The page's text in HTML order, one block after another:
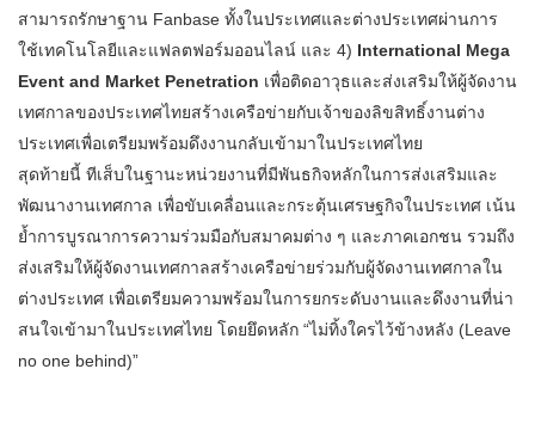
สามารถรักษาฐาน Fanbase ทั้งในประเทศและต่างประเทศผ่านการ
ใช้เทคโนโลยีและแฟลตฟอร์มออนไลน์ และ 4) International Mega
Event and Market Penetration เพื่อติดอาวุธและส่งเสริมให้ผู้จัดงาน
เทศกาลของประเทศไทยสร้างเครือข่ายกับเจ้าของลิขสิทธิ์งานต่าง
ประเทศเพื่อเตรียมพร้อมดึงงานกลับเข้ามาในประเทศไทย
สุดท้ายนี้ ทีเส็บในฐานะหน่วยงานที่มีพันธกิจหลักในการส่งเสริมและ
พัฒนางานเทศกาล เพื่อขับเคลื่อนและกระตุ้นเศรษฐกิจในประเทศ เน้น
ย้ำการบูรณาการความร่วมมือกับสมาคมต่าง ๆ และภาคเอกชน รวมถึง
ส่งเสริมให้ผู้จัดงานเทศกาลสร้างเครือข่ายร่วมกับผู้จัดงานเทศกาลใน
ต่างประเทศ เพื่อเตรียมความพร้อมในการยกระดับงานและดึงงานที่น่า
สนใจเข้ามาในประเทศไทย โดยยึดหลัก “ไม่ทิ้งใครไว้ข้างหลัง (Leave
no one behind)”